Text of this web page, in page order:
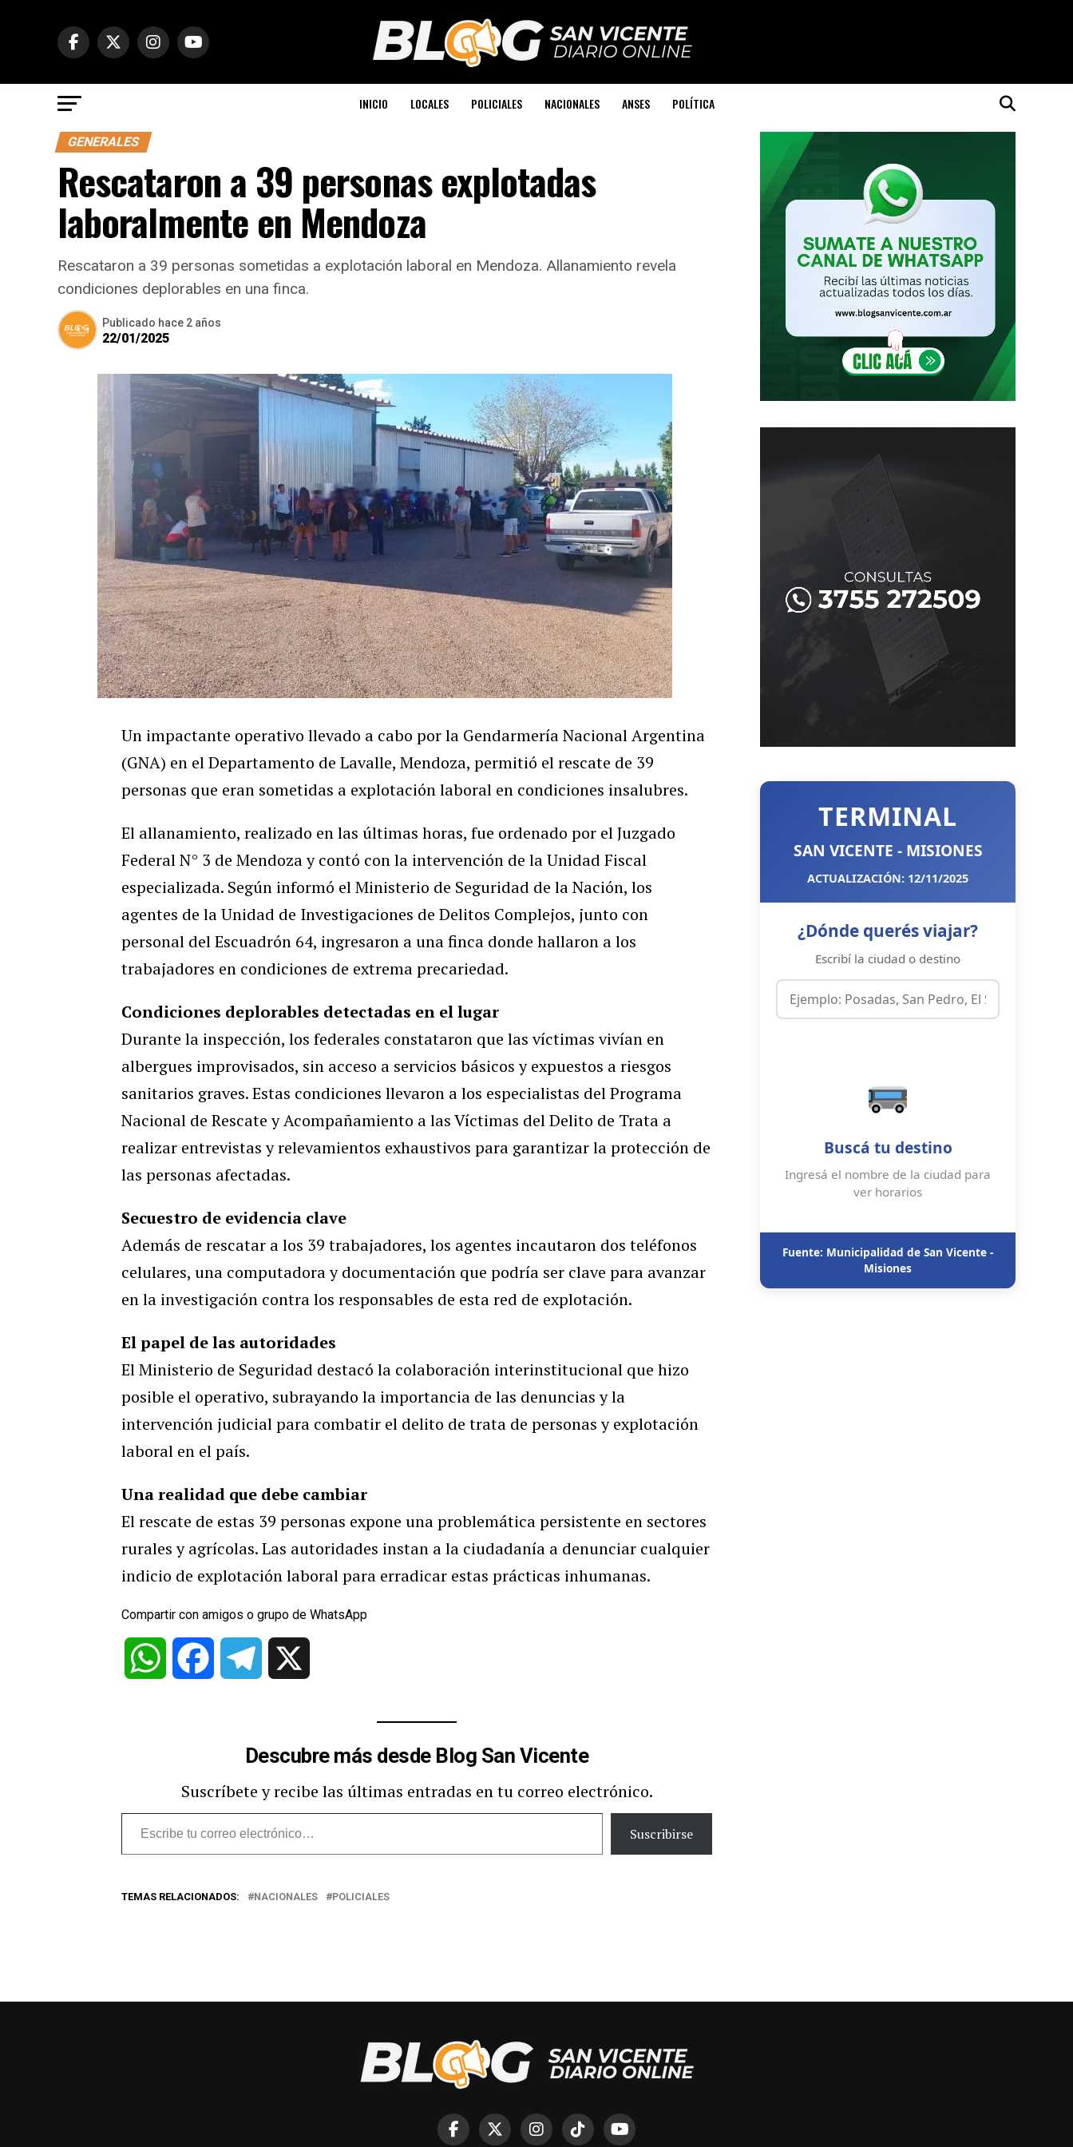
INICIO LOCALES POLICIALES NACIONALES ANSES POLÍTICA
GENERALES
Rescataron a 39 personas explotadas
laboralmente en Mendoza
Rescataron a 39 personas sometidas a explotación laboral en Mendoza. Allanamiento revela
condiciones deplorables en una finca.
Publicado hace 2 años
22/01/2025
Un impactante operativo llevado a cabo por la Gendarmería Nacional Argentina
(GNA) en el Departamento de Lavalle, Mendoza, permitió el rescate de 39
personas que eran sometidas a explotación laboral en condiciones insalubres.
El allanamiento, realizado en las últimas horas, fue ordenado por el Juzgado
Federal N° 3 de Mendoza y contó con la intervención de la Unidad Fiscal
especializada. Según informó el Ministerio de Seguridad de la Nación, los
agentes de la Unidad de Investigaciones de Delitos Complejos, junto con
personal del Escuadrón 64, ingresaron a una finca donde hallaron a los
trabajadores en condiciones de extrema precariedad.
Condiciones deplorables detectadas en el lugar
Durante la inspección, los federales constataron que las víctimas vivían en
albergues improvisados, sin acceso a servicios básicos y expuestos a riesgos
sanitarios graves. Estas condiciones llevaron a los especialistas del Programa
Nacional de Rescate y Acompañamiento a las Víctimas del Delito de Trata a
realizar entrevistas y relevamientos exhaustivos para garantizar la protección de
las personas afectadas.
Secuestro de evidencia clave
Además de rescatar a los 39 trabajadores, los agentes incautaron dos teléfonos
celulares, una computadora y documentación que podría ser clave para avanzar
en la investigación contra los responsables de esta red de explotación.
El papel de las autoridades
El Ministerio de Seguridad destacó la colaboración interinstitucional que hizo
posible el operativo, subrayando la importancia de las denuncias y la
intervención judicial para combatir el delito de trata de personas y explotación
laboral en el país.
Una realidad que debe cambiar
El rescate de estas 39 personas expone una problemática persistente en sectores
rurales y agrícolas. Las autoridades instan a la ciudadanía a denunciar cualquier
indicio de explotación laboral para erradicar estas prácticas inhumanas.
Compartir con amigos o grupo de WhatsApp
WhatsApp Facebook Telegram
Descubre más desde Blog San Vicente
Suscríbete y recibe las últimas entradas en tu correo electrónico.
Escribe
tu
electrónico…
Suscribirse
TEMAS RELACIONADOS: NACIONALES POLICIALES
TERMINAL
SAN VICENTE - MISIONES
ACTUALIZACIÓN: 12/11/2025
¿Dónde querés viajar?
Escribí la ciudad o destino
Buscá tu destino
Ingresá el nombre de la ciudad para
ver horarios
Fuente: Municipalidad de San Vicente -
Misiones